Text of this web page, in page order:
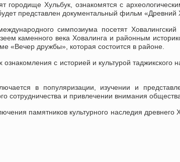
городище Хульбук, ознакомятся с
представлен документальный фильм «Древний
симпозиума посетят
каменного века Ховалинга и районным
«Вечер дружбы», которая состоится в районе.
с историей и культурой таджикского
в популяризации, изучении и
сотрудничества и привлечении внимания
памятников культурного наследия древнего